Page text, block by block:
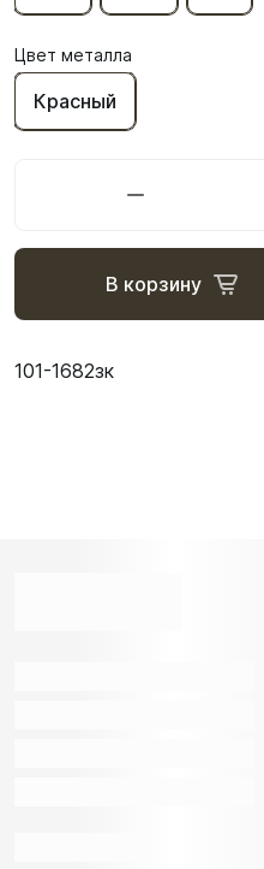
Цвет металла
Красный
В корзину
101-1682зк